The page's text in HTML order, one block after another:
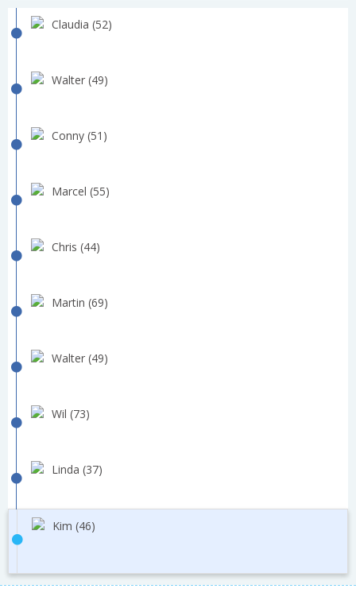
Claudia (52)
Walter (49)
Conny (51)
Marcel (55)
Chris (44)
Martin (69)
Walter (49)
Wil (73)
Linda (37)
Kim (46)